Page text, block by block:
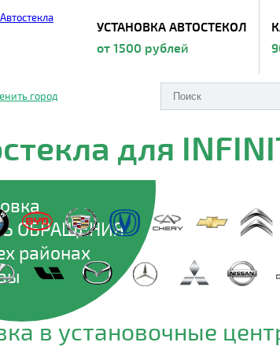
УСТАНОВКА АВТОСТЕКОЛ
от 1500 рублей
город
для
ОБРАЩЕНИЯ
районах
в установочные